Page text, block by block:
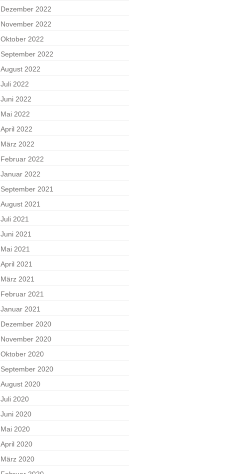
Dezember 2022
November 2022
Oktober 2022
September 2022
August 2022
Juli 2022
Juni 2022
Mai 2022
April 2022
März 2022
Februar 2022
Januar 2022
September 2021
August 2021
Juli 2021
Juni 2021
Mai 2021
April 2021
März 2021
Februar 2021
Januar 2021
Dezember 2020
November 2020
Oktober 2020
September 2020
August 2020
Juli 2020
Juni 2020
Mai 2020
April 2020
März 2020